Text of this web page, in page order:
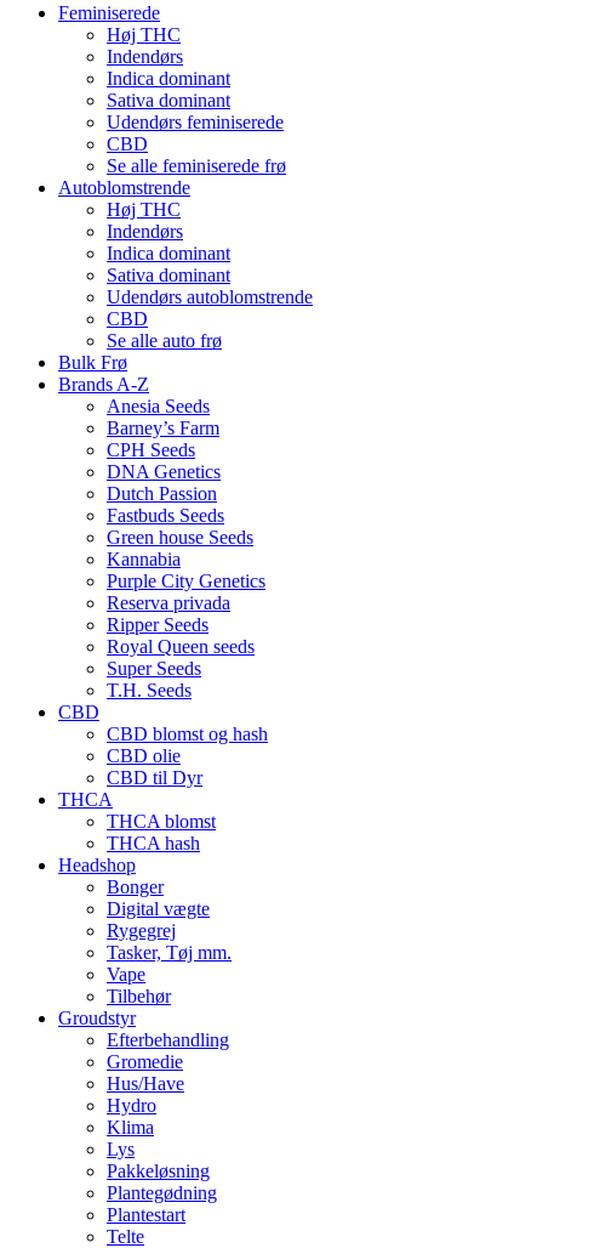
Feminiserede
Høj THC
Indendørs
Indica dominant
Sativa dominant
Udendørs feminiserede
CBD
Se alle feminiserede frø
Autoblomstrende
Høj THC
Indendørs
Indica dominant
Sativa dominant
Udendørs autoblomstrende
CBD
Se alle auto frø
Bulk Frø
Brands A-Z
Anesia Seeds
Barney’s Farm
CPH Seeds
DNA Genetics
Dutch Passion
Fastbuds Seeds
Green house Seeds
Kannabia
Purple City Genetics
Reserva privada
Ripper Seeds
Royal Queen seeds
Super Seeds
T.H. Seeds
CBD
CBD blomst og hash
CBD olie
CBD til Dyr
THCA
THCA blomst
THCA hash
Headshop
Bonger
Digital vægte
Rygegrej
Tasker, Tøj mm.
Vape
Tilbehør
Groudstyr
Efterbehandling
Gromedie
Hus/Have
Hydro
Klima
Lys
Pakkeløsning
Plantegødning
Plantestart
Telte